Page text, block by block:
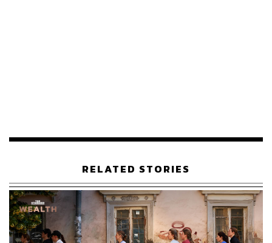
ทรัพย์สินรูปแบบหนึ่ง
“คุณสามารถจินตนาการถึงคุณค่าที่ชื่อหรือโลโก้ของ Nike มี
อยู่หากคุณเพิ่งขาย ดังนั้นยิ่งคุณสร้างการปกป้อง
เครื่องหมายการค้าของคุณมากขึ้นเท่าไร คุณก็จะสามารถ
เพิ่มมูลค่าตามบัญชีของบริษัทมากขึ้นด้วย” เขากล่าวเสริม
RELATED STORIES